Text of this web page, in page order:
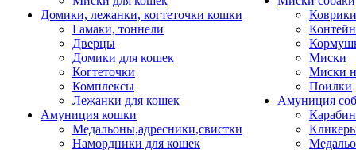
Домики, лежанки, когтеточки кошки
Гамаки, тоннели
Дверцы
Домики для кошек
Когтеточки
Комплексы
Лежанки для кошек
Амуниция кошки
Медальоны,адресники,свистки
Намордники для кошек
Миски
Миски
Поилки
Амуниция